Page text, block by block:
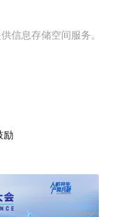
信息存储空间服务。
励